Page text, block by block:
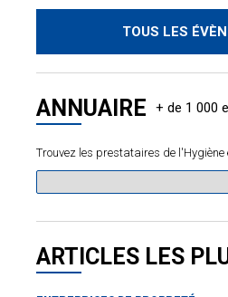
TOUS LES
ANNUAIRE
Trouvez les prestataires de l'Hygiène
ARTICLES LES